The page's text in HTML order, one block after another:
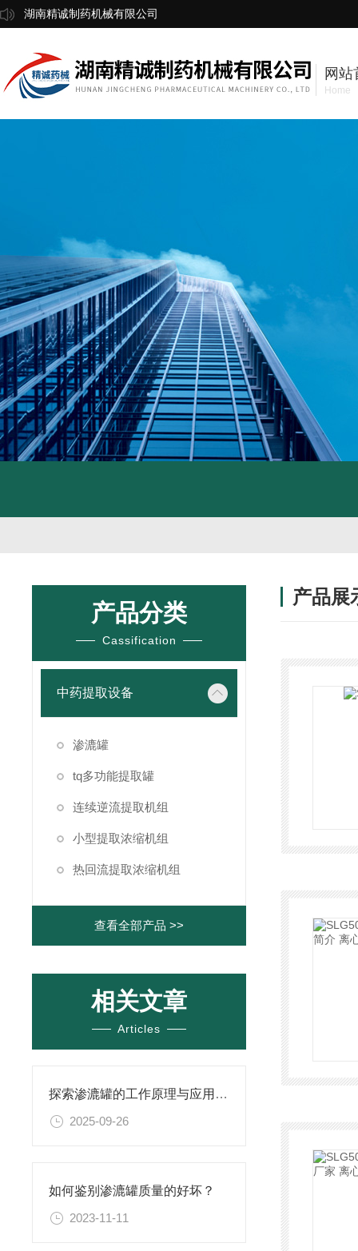
湖南精诚制药机械有限公司
网站
Home
产品分类
Cassification
中药提取设备
渗漉罐
tq多功能提取罐
连续逆流提取机组
小型提取浓缩机组
热回流提取浓缩机组
查看全部产品 >>
相关文章
Articles
探索渗漉罐的工作原理与应用领域
2025-09-26
如何鉴别渗漉罐质量的好坏？
2023-11-11
产品展